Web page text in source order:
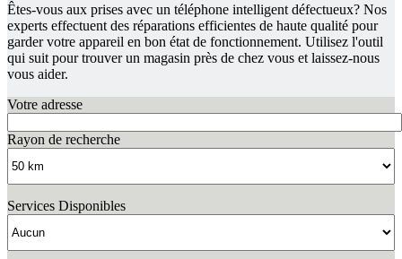
Êtes-vous aux prises avec un téléphone intelligent défectueux? Nos
experts effectuent des réparations efficientes de haute qualité pour
garder votre appareil en bon état de fonctionnement. Utilisez l'outil
qui suit pour trouver un magasin près de chez vous et laissez-nous
vous aider.
Votre adresse
Rayon de recherche
Services Disponibles